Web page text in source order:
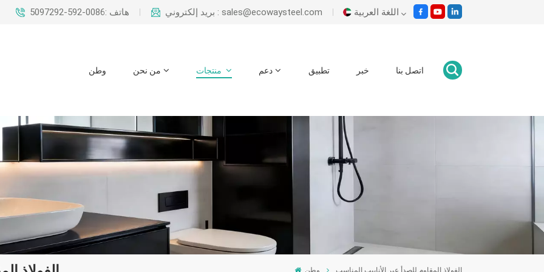
هاتف :0086-592-5097292 بريد إلكتروني : sales@ecowaysteel.com اللغة العربية
وطن من نحن دعم تطبيق خبر اتصل بنا
وطن الفولاذ المقاوم للصدأ عبر الأنابيب المناسب